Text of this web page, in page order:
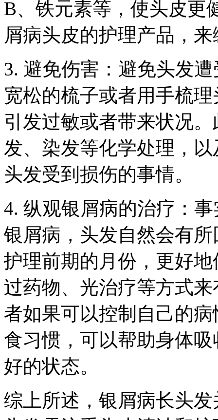
B、铁元素等，使头皮更
屑病头皮的护理产品，
3. 避免伤害：避免头发
宽松的梳子或者用手梳
引发过敏或者带来状况
发、染发等化学处理，
头发受到损伤的事情。
4. 纵观银屑病的治疗：
银屑病，头发自然会有
护理前期的月份，更好
过药物、光治疗等方式
者如果可以控制自己的
食习惯，可以帮助身体
好的状态。
综上所述，银屑病长头